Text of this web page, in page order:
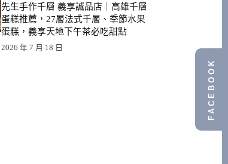
先生手作千層 義享誠品店｜高雄千層
蛋糕推薦，27層法式千層、季節水果
蛋糕，義享天地下午茶必吃甜點
2026 年 7 月 18 日
FACEBOOK